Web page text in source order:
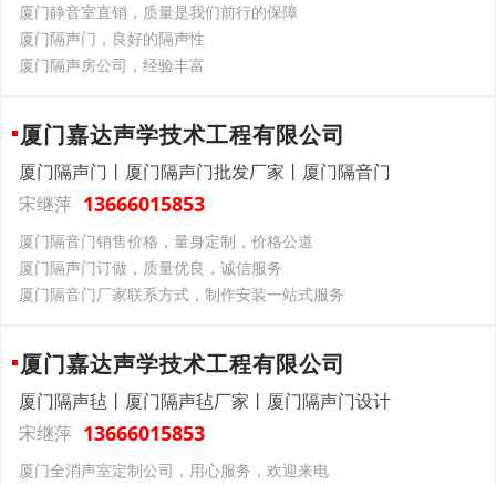
厦门静音室直销，质量是我们前行的保障
厦门隔声门，良好的隔声性
厦门隔声房公司，经验丰富
厦门嘉达声学技术工程有限公司
厦门隔声门丨厦门隔声门批发厂家丨厦门隔音门
宋继萍 13666015853
厦门隔音门销售价格，量身定制，价格公道
厦门隔声门订做，质量优良，诚信服务
厦门隔音门厂家联系方式，制作安装一站式服务
厦门嘉达声学技术工程有限公司
厦门隔声毡丨厦门隔声毡厂家丨厦门隔声门设计
宋继萍 13666015853
厦门全消声室定制公司，用心服务，欢迎来电